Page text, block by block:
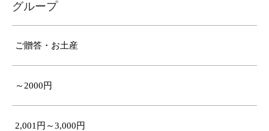
グループ
ご贈答・お土産
～2000円
2,001円～3,000円